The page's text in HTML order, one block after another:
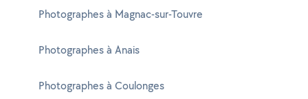
Photographes à Magnac-sur-Touvre
Photographes à Anais
Photographes à Coulonges